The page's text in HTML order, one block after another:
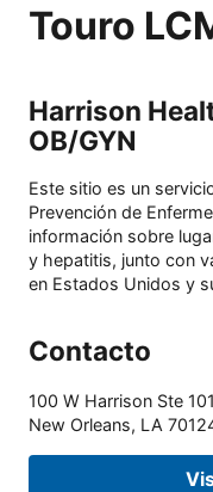
Touro
Harrison
OB/GYN
Este sitio es un
Prevención de
información sobre
y hepatitis, junto con
en Estados Unidos y
Contacto
100 W Harrison Ste 101
New Orleans, LA